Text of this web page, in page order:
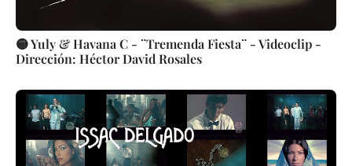
🟡 Yuly & Havana C - ¨Tremenda Fiesta¨ - Videoclip -
Dirección: Héctor David Rosales